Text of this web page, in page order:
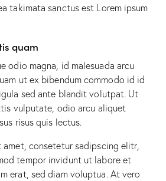
takimata sanctus est Lorem ipsum
quam
odio magna, id malesuada arcu
ut ex bibendum commodo id id
sed ante blandit volutpat. Ut
vulputate, odio arcu aliquet
risus quis lectus.
consetetur sadipscing elitr,
tempor invidunt ut labore et
erat, sed diam voluptua. At vero